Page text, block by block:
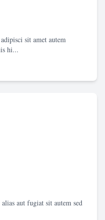
sit amet autem
hi...
aut fugiat sit autem sed